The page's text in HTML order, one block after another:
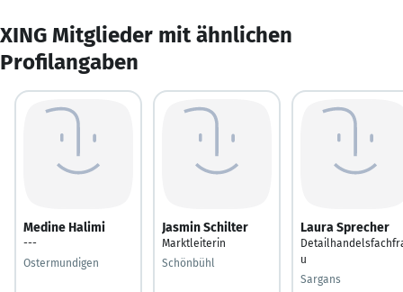
XING Mitglieder mit ähnlichen
Profilangaben
Medine Halimi
---
Ostermundigen
Jasmin Schilter
Marktleiterin
Schönbühl
Laura Sprecher
u
Sargans